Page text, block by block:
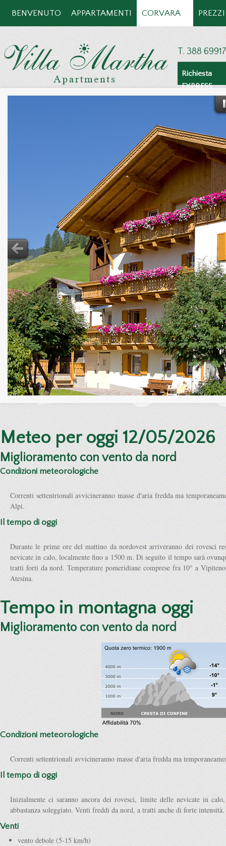
BENVENUTO APPARTAMENTI CORVARA PREZZI
T. 388
Richiesta
EXPRESS
Meteo per oggi 12/05/2026
Miglioramento con vento da nord
Condizioni meteorologiche
Correnti settentrionali avvicineranno masse d'aria fredda ma
Alpi.
Il tempo di oggi
Durante le prime ore del mattino da nordovest arriveranno dei rovesci
nevicate in calo, localmente fino a 1500 m. Di seguito il tempo sarà
tratti forti da nord. Temperature pomeridiane comprese fra 10° a
Atesina.
Tempo in montagna oggi
Miglioramento con vento da nord
Condizioni meteorologiche
Correnti settentrionali avvicineranno masse d'aria fredda ma
Il tempo di oggi
Inizialmente ci saranno ancora dei rovesci, limite delle nevicate in
abbastanza soleggiato. Venti freddi da nord, a tratti anche di forte intensità.
Venti
vento debole (5-15 km/h)